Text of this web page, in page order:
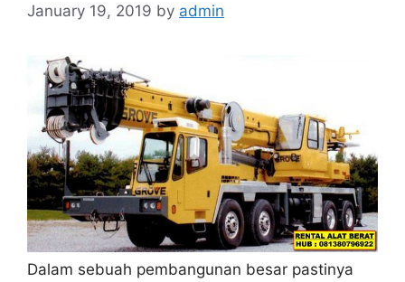
January 19, 2019 by admin
Dalam sebuah pembangunan besar pastinya